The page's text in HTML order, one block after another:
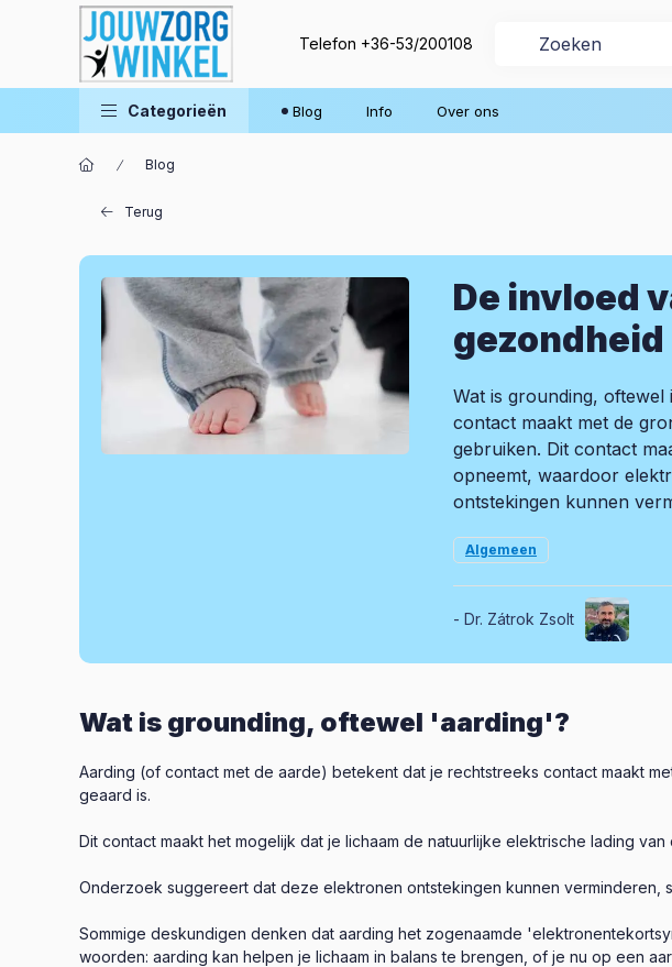
Telefon +36-53/200108
Categorieën Blog Info Over ons
Blog
Terug
De invloed
gezondheid
Wat is grounding,
contact maakt met de
gebruiken. Dit contact
opneemt, waardoor
ontstekingen kunnen
Algemeen
Dr. Zátrok Zsolt
Wat is grounding, oftewel 'aarding'?
Aarding (of contact met de aarde) betekent dat je rechtstreeks contact maakt
geaard is.
Dit contact maakt het mogelijk dat je lichaam de natuurlijke elektrische lading
Onderzoek suggereert dat deze elektronen ontstekingen kunnen verminderen,
Sommige deskundigen denken dat aarding het zogenaamde
woorden: aarding kan helpen je lichaam in balans te brengen, of je nu op een